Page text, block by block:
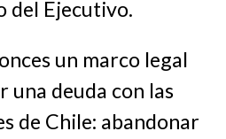
del Ejecutivo.
un marco legal
una deuda con las
de Chile: abandonar